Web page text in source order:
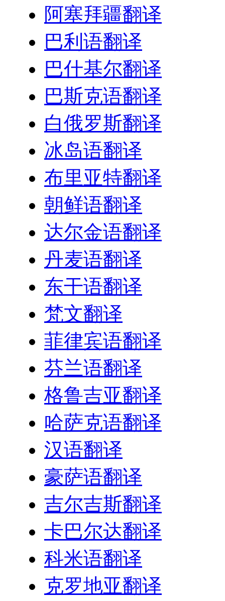
阿塞拜疆翻译
巴利语翻译
巴什基尔翻译
巴斯克语翻译
白俄罗斯翻译
冰岛语翻译
布里亚特翻译
朝鲜语翻译
达尔金语翻译
丹麦语翻译
东干语翻译
梵文翻译
菲律宾语翻译
芬兰语翻译
格鲁吉亚翻译
哈萨克语翻译
汉语翻译
豪萨语翻译
吉尔吉斯翻译
卡巴尔达翻译
科米语翻译
克罗地亚翻译